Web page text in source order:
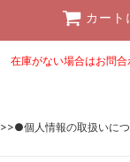
カート
在庫がない場合はお問合
>>●個人情報の取扱いに